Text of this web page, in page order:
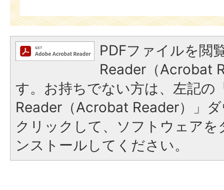
PDFファイルを閲
Reader（Acrobat
す。お持ちでない方は、左記の
Reader（Acrobat Reader）」
クリックして、ソフトウェア
ンストールしてください。